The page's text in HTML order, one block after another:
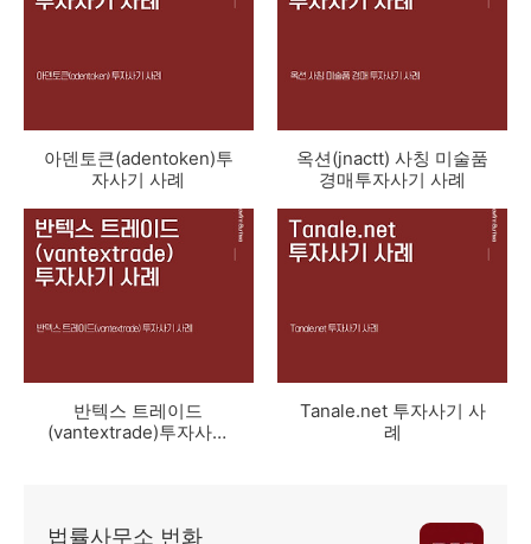
아덴토큰(adentoken)투
자사기 사례
옥션(jnactt) 사칭 미술품
경매투자사기 사례
반텍스 트레이드
(vantextrade)투자사기
Tanale.net 투자사기 사
례
법률사무소 번화